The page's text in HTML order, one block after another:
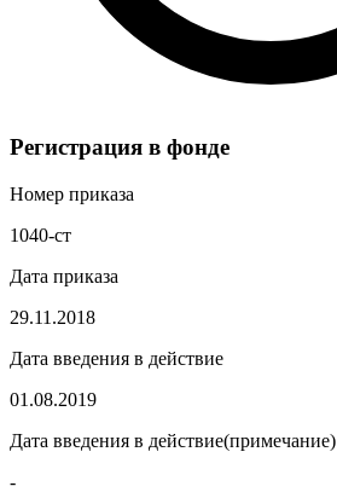
Регистрация в фонде
Номер приказа
1040-ст
Дата приказа
29.11.2018
Дата введения в действие
01.08.2019
Дата введения в действие(примечание)
-